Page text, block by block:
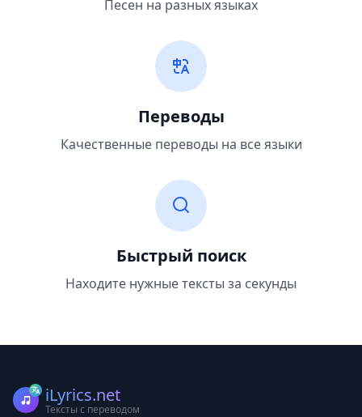
Песен на разных языках
Переводы
Качественные переводы на все языки
Быстрый поиск
Находите нужные тексты за секунды
iLyrics.net
Тексты с переводом